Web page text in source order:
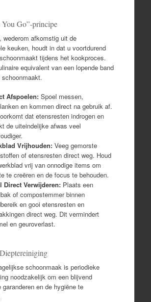
Go”-principe
wederom afkomstig uit de
keuken, houdt in dat u voortdurend
tijdens het kookproces.
equivalent van een lopende band
Afspoelen:Spoel messen,
en kommen direct na gebruik af.
dat etensresten indrogen en
de uiteindelijke afwas veel
Vrijhouden:Veeg gemorste
of etensresten direct weg. Houd
vrij van onnodige items om
te creëren en de focus te behouden.
Direct Verwijderen:Plaats een
of compostemmer binnen
en gooi etensresten en
direct weg. Dit vermindert
en geuroverlast.
schoonmaak is periodieke
noodzakelijk om een blijvend
en de hygiëne te